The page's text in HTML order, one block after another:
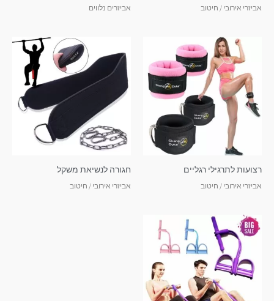
אביזרי אירובי / חיטוב אביזרים נלווים
רצועות לתרגילי רגליים
אביזרי אירובי / חיטוב
חגורה לנשיאת משקל
אביזרי אירובי / חיטוב